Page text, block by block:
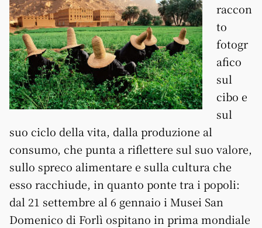
raccon
to
fotogr
afico
sul
cibo e
sul
suo ciclo della vita, dalla produzione al
consumo, che punta a riflettere sul suo valore,
sullo spreco alimentare e sulla cultura che
esso racchiude, in quanto ponte tra i popoli:
dal 21 settembre al 6 gennaio i Musei San
Domenico di Forlì ospitano in prima mondiale